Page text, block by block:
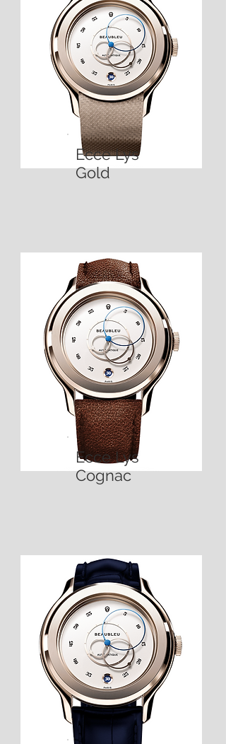
Ecce Lys
Gold
Ecce Lys
Cognac